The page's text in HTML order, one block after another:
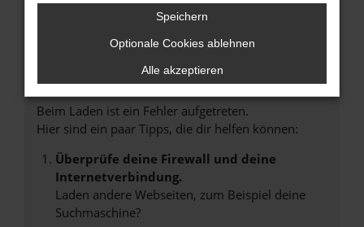
Fehler: Network Error
Beim Laden ist ein Fehler aufgetreten.
Hier sind ein paar Tipps, die dir helfen können:
Überprüfe deine Firewall und deine
Internetverbindung.
Laden andere Webseiten, zum Beispiel deine
Suchmaschine?
Speichern
Optionale Cookies ablehnen
Alle akzeptieren